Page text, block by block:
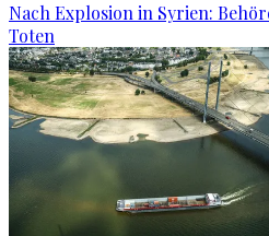
Nach Explosion in Syrien:
Toten